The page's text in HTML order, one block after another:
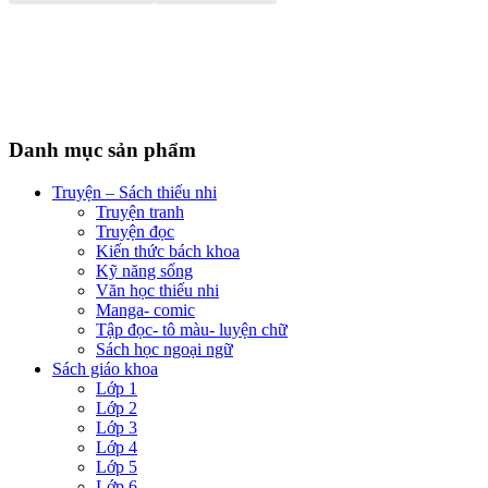
Danh mục sản phẩm
Truyện – Sách thiếu nhi
Truyện tranh
Truyện đọc
Kiến thức bách khoa
Kỹ năng sống
Văn học thiếu nhi
Manga- comic
Tập đọc- tô màu- luyện chữ
Sách học ngoại ngữ
Sách giáo khoa
Lớp 1
Lớp 2
Lớp 3
Lớp 4
Lớp 5